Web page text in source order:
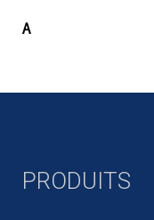
A
PRODUITS